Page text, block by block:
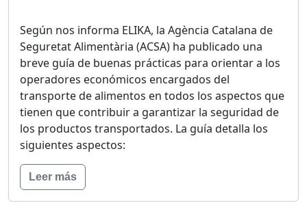
Según nos informa ELIKA, la Agència Catalana de
Seguretat Alimentària (ACSA) ha publicado una
breve guía de buenas prácticas para orientar a los
operadores económicos encargados del
transporte de alimentos en todos los aspectos que
tienen que contribuir a garantizar la seguridad de
los productos transportados. La guía detalla los
siguientes aspectos:
Leer más